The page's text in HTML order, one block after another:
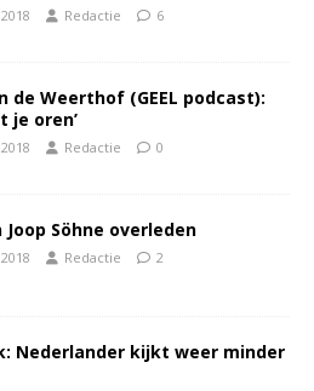
Redactie 6
de Weerthof (GEEL podcast):
je oren’
Redactie 0
Joop Söhne overleden
Redactie 2
Nederlander kijkt weer minder